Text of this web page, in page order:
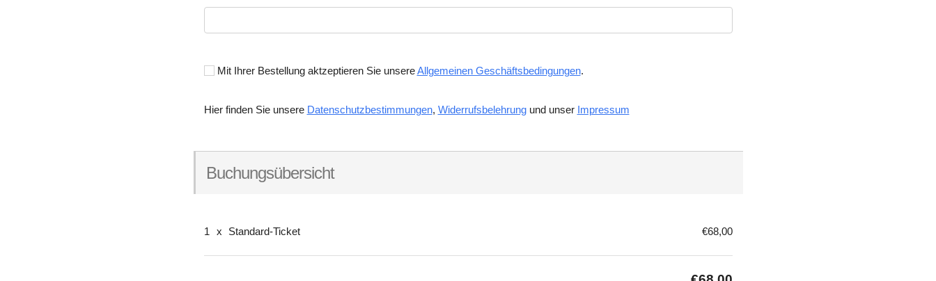
Mit Ihrer Bestellung aktzeptieren Sie unsereAllgemeinen Geschäftsbedingungen.
Hier finden Sie unsere Datenschutzbestimmungen, Widerrufsbelehrungund unser Impressum
Buchungsübersicht
1 x Standard-Ticket €68,00